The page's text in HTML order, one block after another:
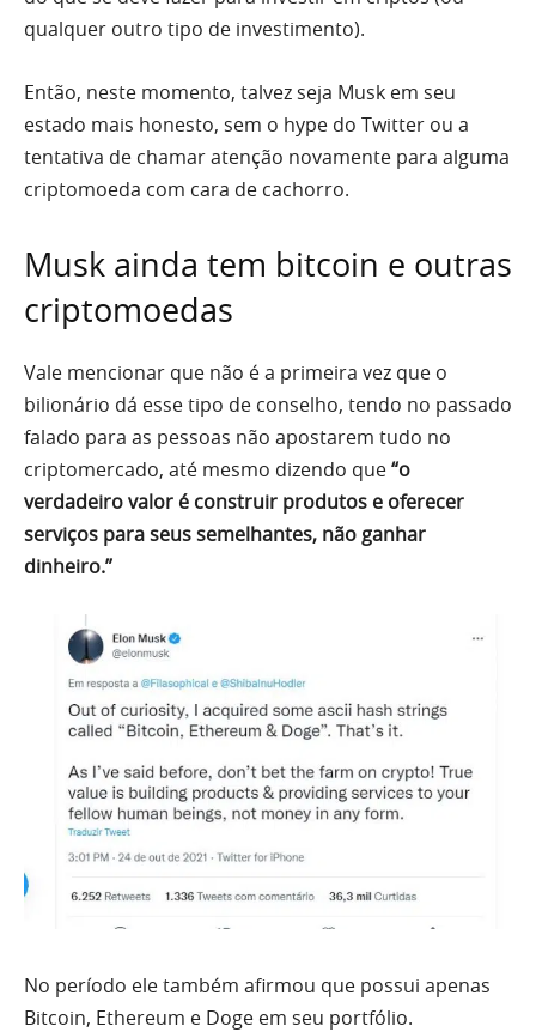
qualquer outro tipo de investimento).
Então, neste momento, talvez seja Musk em seu
estado mais honesto, sem o hype do Twitter ou a
tentativa de chamar atenção novamente para alguma
criptomoeda com cara de cachorro.
Musk ainda tem bitcoin e outras
criptomoedas
Vale mencionar que não é a primeira vez que o
bilionário dá esse tipo de conselho, tendo no passado
falado para as pessoas não apostarem tudo no
criptomercado, até mesmo dizendo que“o
verdadeiro valor é construir produtos e oferecer
serviços para seus semelhantes, não ganhar
dinheiro.”
No período ele também afirmou que possui apenas
Bitcoin, Ethereum e Doge em seu portfólio.